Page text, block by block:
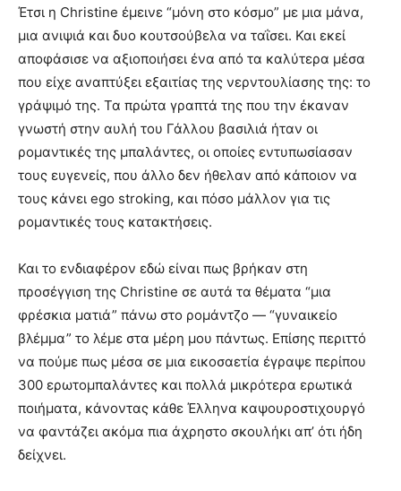
Έτσι η Christine έμεινε “μόνη στο κόσμο” με μια μάνα,
μια ανιψιά και δυο κουτσούβελα να ταΐσει. Και εκεί
αποφάσισε να αξιοποιήσει ένα από τα καλύτερα μέσα
που είχε αναπτύξει εξαιτίας της νερντουλίασης της: το
γράψιμό της. Τα πρώτα γραπτά της που την έκαναν
γνωστή στην αυλή του Γάλλου βασιλιά ήταν οι
ρομαντικές της μπαλάντες, οι οποίες εντυπωσίασαν
τους ευγενείς, που άλλο δεν ήθελαν από κάποιον να
τους κάνει ego stroking, και πόσο μάλλον για τις
ρομαντικές τους κατακτήσεις.
Και το ενδιαφέρον εδώ είναι πως βρήκαν στη
προσέγγιση της Christine σε αυτά τα θέματα “μια
φρέσκια ματιά” πάνω στο ρομάντζο — “γυναικείο
βλέμμα” το λέμε στα μέρη μου πάντως. Επίσης περιττό
να πούμε πως μέσα σε μια εικοσαετία έγραψε περίπου
300 ερωτομπαλάντες και πολλά μικρότερα ερωτικά
ποιήματα, κάνοντας κάθε Έλληνα καψουροστιχουργό
να φαντάζει ακόμα πια άχρηστο σκουλήκι απ’ ότι ήδη
δείχνει.